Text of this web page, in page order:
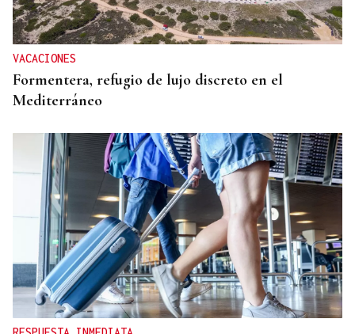
VACACIONES
Formentera, refugio de lujo discreto en el
Mediterráneo